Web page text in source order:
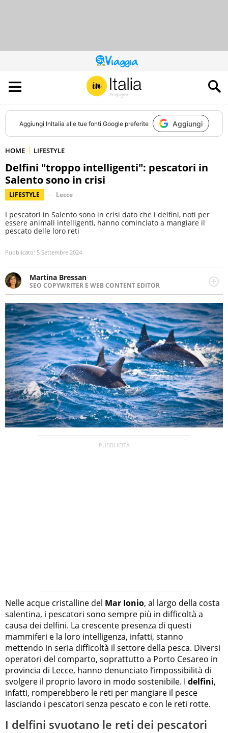
QUESTO
SITO
CONTRIBUISCE
ALL’AUDIENCE
DI
Aggiungi InItalia alle tue fonti Google preferite Aggiungi
HOME LIFESTYLE
Delfini "troppo intelligenti": pescatori in
Salento sono in crisi
LIFESTYLE Lecce
I pescatori in Salento sono in crisi dato che i delfini, noti per
essere animali intelligenti, hanno cominciato a mangiare il
pescato delle loro reti
Pubblicato: 5 Settembre 2024
Martina Bressan
SEO COPYWRITER E WEB CONTENT EDITOR
Appassionata di viaggi, di trail running e di yoga, ama
scoprire nuovi posti e nuove culture. Curiosa,
determinata e intraprendente adora leggere ma
soprattutto scrivere.
Nelle acque cristalline del Mar Ionio, al largo della costa
salentina, i pescatori sono sempre più in difficoltà a
causa dei delfini. La crescente presenza di questi
mammiferi e la loro intelligenza, infatti, stanno
mettendo in seria difficoltà il settore della pesca. Diversi
operatori del comparto, soprattutto a Porto Cesareo in
provincia di Lecce, hanno denunciato l’impossibilità di
svolgere il proprio lavoro in modo sostenibile. I delfini,
infatti, romperebbero le reti per mangiare il pesce
lasciando i pescatori senza pescato e con le reti rotte.
I delfini svuotano le reti dei pescatori